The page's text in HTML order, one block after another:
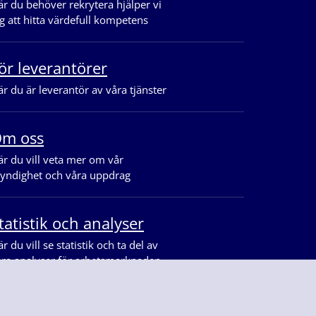
du behöver rekrytera hjälper vi
att hitta värdefull kompetens
leverantörer
du är leverantör av våra tjänster
oss
du vill veta mer om vår
och våra uppdrag
och analyser
du vill se statistik och ta del av
analyser för arbetsmarknaden